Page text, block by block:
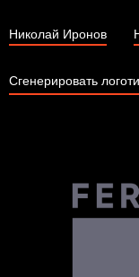
Николай Иронов
Сгенерировать